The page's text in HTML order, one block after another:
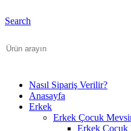
Search
Nasıl Sipariş Verilir?
Anasayfa
Erkek
Erkek Çocuk
Erkek Çocuk